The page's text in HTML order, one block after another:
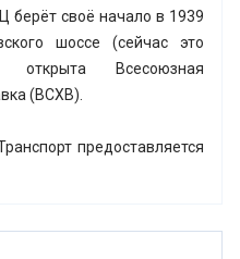
берёт своё начало в 1939
шоссе (сейчас это
Всесоюзная
(ВСХВ).
предоставляется